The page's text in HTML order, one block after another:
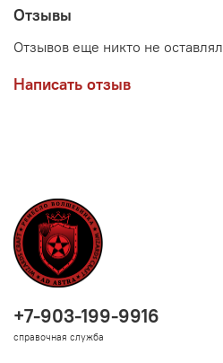
Отзывы
Отзывов еще никто не оставлял
Написать отзыв
+7-903-199-9916
справочная служба